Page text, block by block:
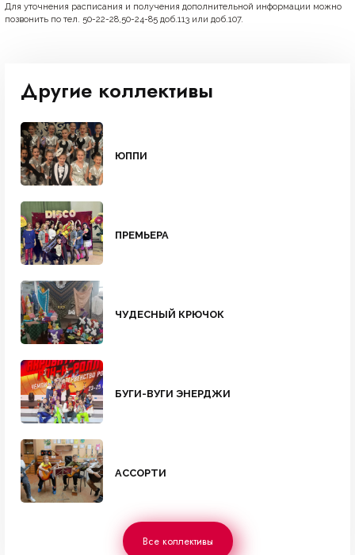
Для уточнения расписания и получения дополнительной информации можно
позвонить по тел. 50-22-28,50-24-85 доб.113 или доб.107.
Другие коллективы
ЮППИ
ПРЕМЬЕРА
ЧУДЕСНЫЙ КРЮЧОК
БУГИ-ВУГИ ЭНЕРДЖИ
АССОРТИ
Все коллективы